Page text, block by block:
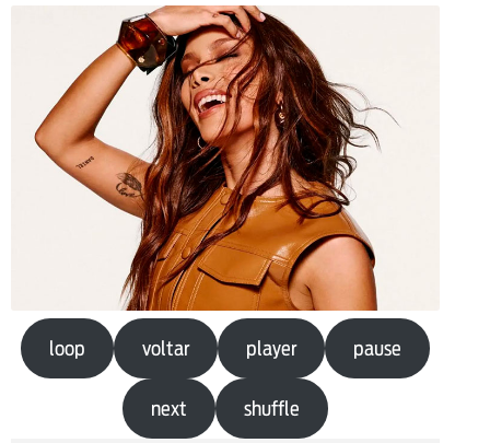
loop voltar player pause
next shuffle